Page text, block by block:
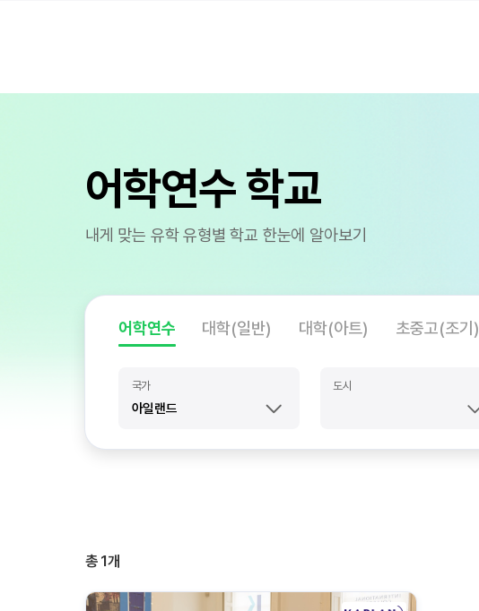
어학연수 학교
내게 맞는 유학 유형별 학교 한눈에 알아보기
어학연수 대학(일반) 대학(아트) 초중고(조기)
국가
아일랜드
도시
총 1개